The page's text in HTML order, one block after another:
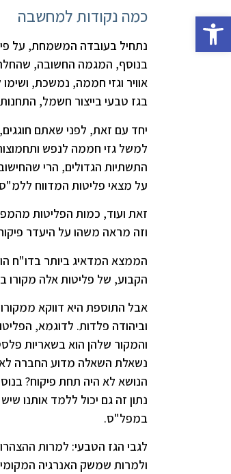
פתח סרגל נגישותכמה נקודות למחשבה
נתחיל בעובדה המשמחת, על פיה באופן כללי, מאז שנת
בנוסף, המגמה החשובה,
אוויר וגזי חממה, נמשכת,
בגז טבעי בייצור חשמל,
יחד עם זאת, לפני שאתם
למשל גזי חממה לנפש
התשתיות הגדולים, הרי
על מצאי פליטות המדווח ללמ"ס,
וזה מראה משהו על היעדר
הקבוע, של פליטות אלה מקורו
אבל התוספת היא דווקא
וביהודה פלדות. לדוגמא,
והמקור שלהן הוא בשאריות
נשאלת השאלה מדוע החברה לא
הנושא לא היה תחת פיקוח?
נתון זה גם יכול ללמד אותנו
במפל"ס.
לגבי הגז הטבעי: למרות
ולמרות שמשק האנרגיה